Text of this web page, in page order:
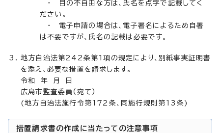
・ 目の不自由な方は、氏名を点字で記載してく
ださい。
・ 電子申請の場合は、電子署名によるため自署
は不要ですが、氏名の記載は必要です。
地方自治法第242条第1項の規定により、別紙事実証明書
を添え、必要な措置を請求します。
令和 年 月 日
広島市監査委員（宛て）
(地方自治法施行令第172条、同施行規則第13条)
措置請求書の作成に当たっての注意事項